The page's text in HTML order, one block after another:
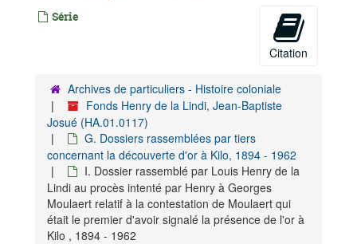
Série
Citation
Archives de particuliers - Histoire coloniale
Fonds Henry de la Lindi, Jean-Baptiste
Josué (HA.01.0117)
G. Dossiers rassemblées par tiers
concernant la découverte d'or à Kilo, 1894 - 1962
I. Dossier rassemblé par Louis Henry de la
Lindi au procès intenté par Henry à Georges
Moulaert relatif à la contestation de Moulaert qui
était le premier d'avoir signalé la présence de l'or à
Kilo , 1894 - 1962